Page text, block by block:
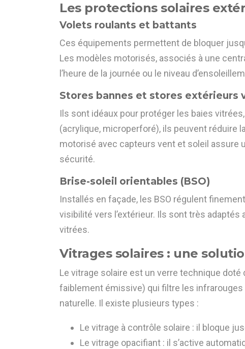
Les protections solaires
Volets roulants et battants
Ces équipements permettent de bloquer
Les modèles motorisés, associés à une
l’heure de la journée ou le niveau
Stores bannes et stores extérieurs
Ils sont idéaux pour protéger les baies
(acrylique, microperforé), ils peuvent réduire
motorisé avec capteurs vent et soleil
sécurité.
Brise-soleil orientables (BSO)
Installés en façade, les BSO régulent
visibilité vers l’extérieur. Ils sont très
vitrées.
Vitrages solaires : une
Le vitrage solaire est un verre technique
faiblement émissive) qui filtre les
naturelle. Il existe plusieurs types :
Le vitrage à contrôle solaire : il bloque
Le vitrage opacifiant : il s’active